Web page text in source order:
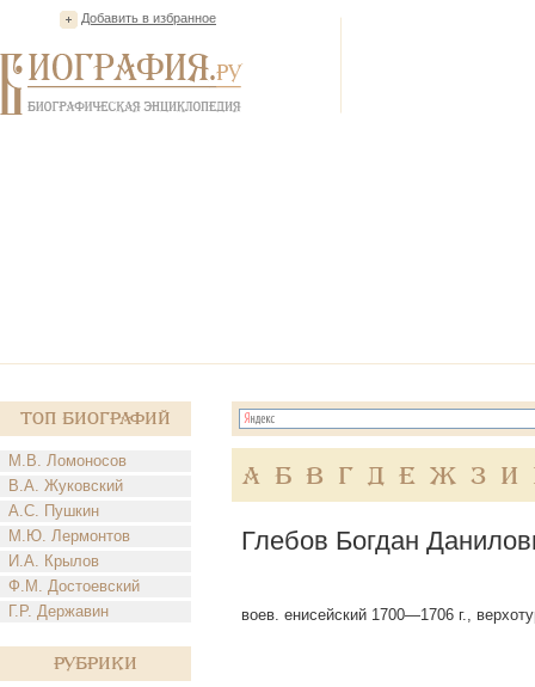
Добавить в избранное
Топ Биографий
М.В. Ломоносов
В.А. Жуковский
А.С. Пушкин
М.Ю. Лермонтов
И.А. Крылов
Ф.М. Достоевский
Г.Р. Державин
Рубрики
А Б В Г Д Е Ж З И
Глебов Богдан
воев. енисейский 1700—1706 г.,